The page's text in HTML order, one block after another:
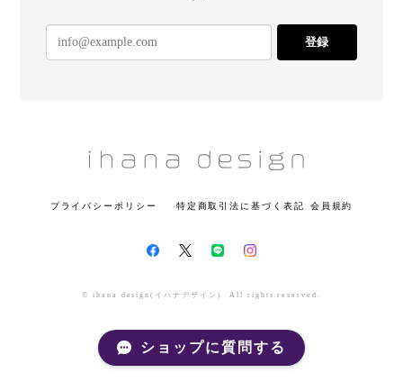
登録
プライバシーポリシー 特定商取引法に基づく表記 会員規約
© ihana design(イハナデザイン） All rights reserved.
ショップに質問する